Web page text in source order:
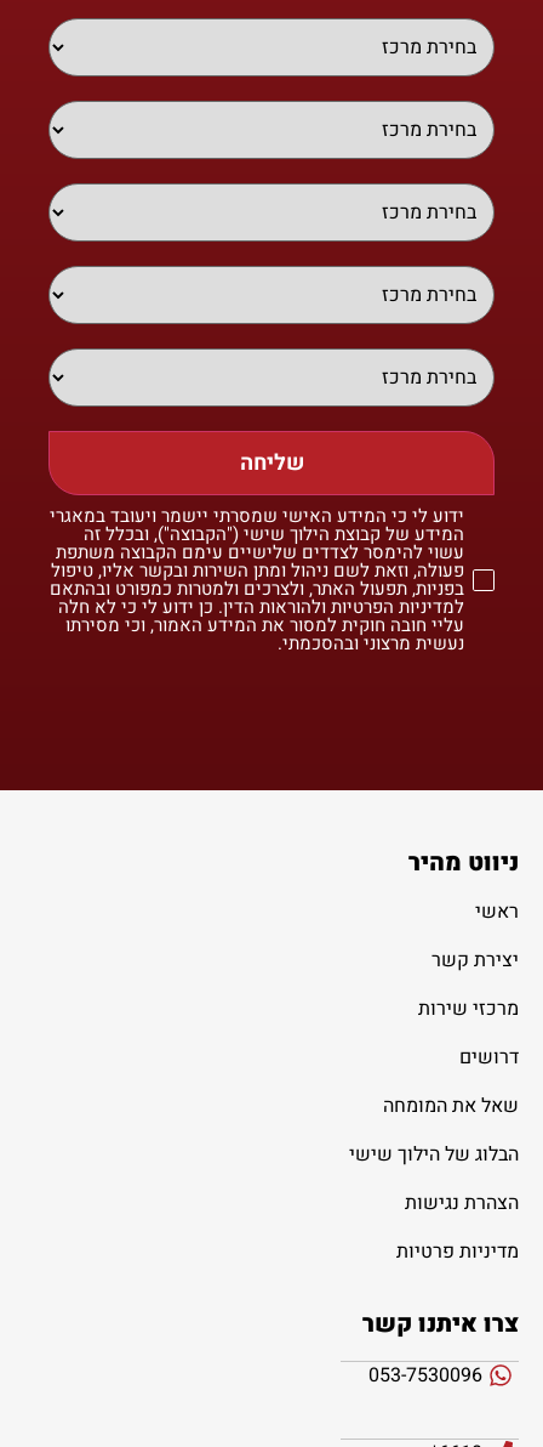
שליחה
ידוע לי כי המידע האישי שמסרתי יישמר ויעובד במאגרי
המידע של קבוצת הילוך שישי ("הקבוצה"), ובכלל זה
עשוי להימסר לצדדים שלישיים עימם הקבוצה משתפת
פעולה, וזאת לשם ניהול ומתן השירות ובקשר אליו, טיפול
בפניות, תפעול האתר, ולצרכים ולמטרות כמפורט ובהתאם
למדיניות הפרטיות ולהוראות הדין. כן ידוע לי כי לא חלה
עליי חובה חוקית למסור את המידע האמור, וכי מסירתו
נעשית מרצוני ובהסכמתי.
ניווט מהיר
ראשי
יצירת קשר
מרכזי שירות
דרושים
שאל את המומחה
הבלוג של הילוך שישי
הצהרת נגישות
מדיניות פרטיות
צרו איתנו קשר
053-7530096